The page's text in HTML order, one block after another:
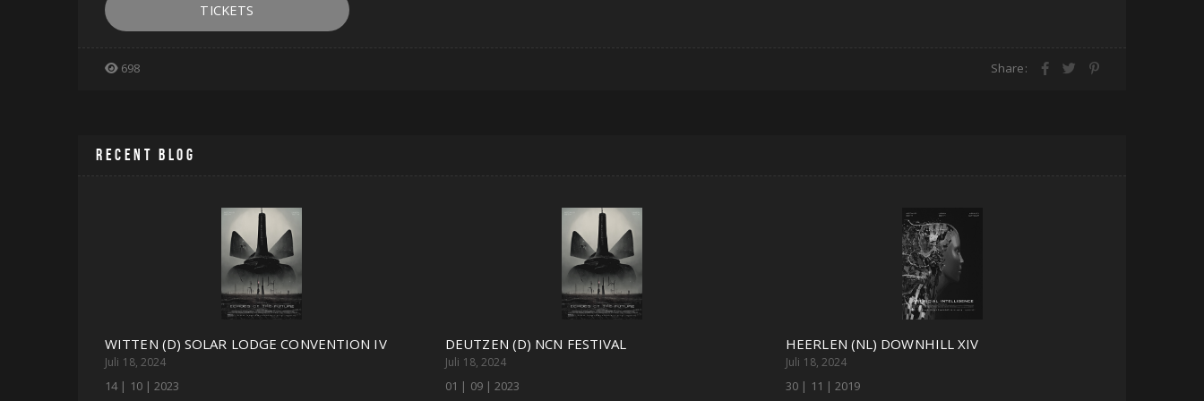
TICKETS
698 Share:
RECENT BLOG
WITTEN (D) SOLAR LODGE CONVENTION IV
Juli 18, 2024
14 | 10 | 2023
DEUTZEN (D) NCN FESTIVAL
Juli 18, 2024
01 | 09 | 2023
HEERLEN (NL) DOWNHILL XIV
Juli 18, 2024
30 | 11 | 2019